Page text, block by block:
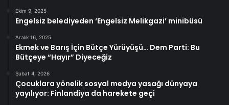
Ekim 9, 2025
Engelsiz belediyeden ‘Engelsiz Melikgazi’ minibüsü
Aralık 16, 2025
Ekmek ve Barış İçin Bütçe Yürüyüşü… Dem Parti: Bu
Bütçeye “Hayır” Diyeceğiz
Şubat 4, 2026
Çocuklara yönelik sosyal medya yasağı dünyaya
yayılıyor: Finlandiya da harekete geçi